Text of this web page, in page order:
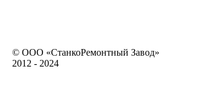
© ООО «СтанкоРемонтный Завод»
2012 - 2024